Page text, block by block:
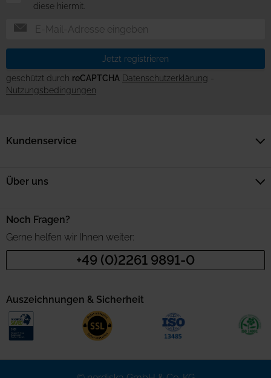
diese hiermit.
Jetzt registrieren
geschützt durch reCAPTCHA Datenschutzerklärung -
Nutzungsbedingungen
Kundenservice
Noch Fragen?
Gerne helfen wir Ihnen weiter:
+49 (0)2261 9891-0
Über uns
Auszeichnungen & Sicherheit